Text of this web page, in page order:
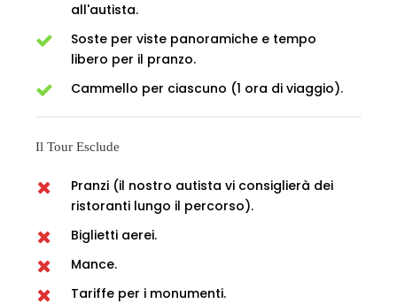
all'autista.
Soste per viste panoramiche e tempo
libero per il pranzo.
Cammello per ciascuno (1 ora di viaggio).
Il Tour Esclude
Pranzi (il nostro autista vi consiglierà dei
ristoranti lungo il percorso).
Biglietti aerei.
Mance.
Tariffe per i monumenti.